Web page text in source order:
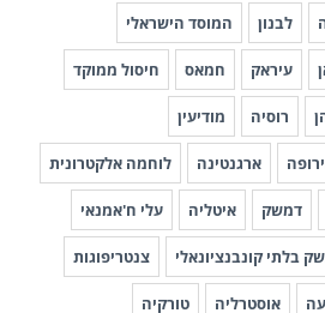
לבנון המוסד הישראלי
עיראק חמאס חיסול ממוקד
רוסיה מודיעין
ארגנטינה לוחמה אלקטרונית
דמשק איטליה עלי ח'אמנאי
בלתי קונבנציונאלי צנטריפוגות
אוסטרליה טורקיה